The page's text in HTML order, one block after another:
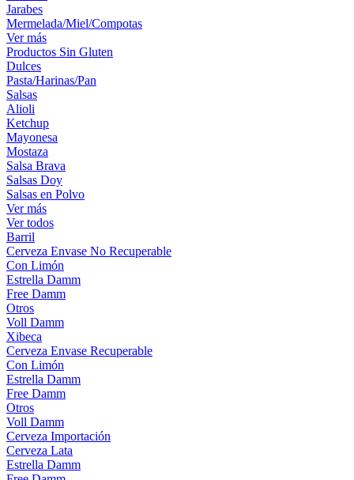
Jarabes
Mermelada/Miel/Compotas
Ver más
Productos Sin Gluten
Dulces
Pasta/Harinas/Pan
Salsas
Alioli
Ketchup
Mayonesa
Mostaza
Salsa Brava
Salsas Doy
Salsas en Polvo
Ver más
Ver todos
Barril
Cerveza Envase No Recuperable
Con Limón
Estrella Damm
Free Damm
Otros
Voll Damm
Xibeca
Cerveza Envase Recuperable
Con Limón
Estrella Damm
Free Damm
Otros
Voll Damm
Cerveza Importación
Cerveza Lata
Estrella Damm